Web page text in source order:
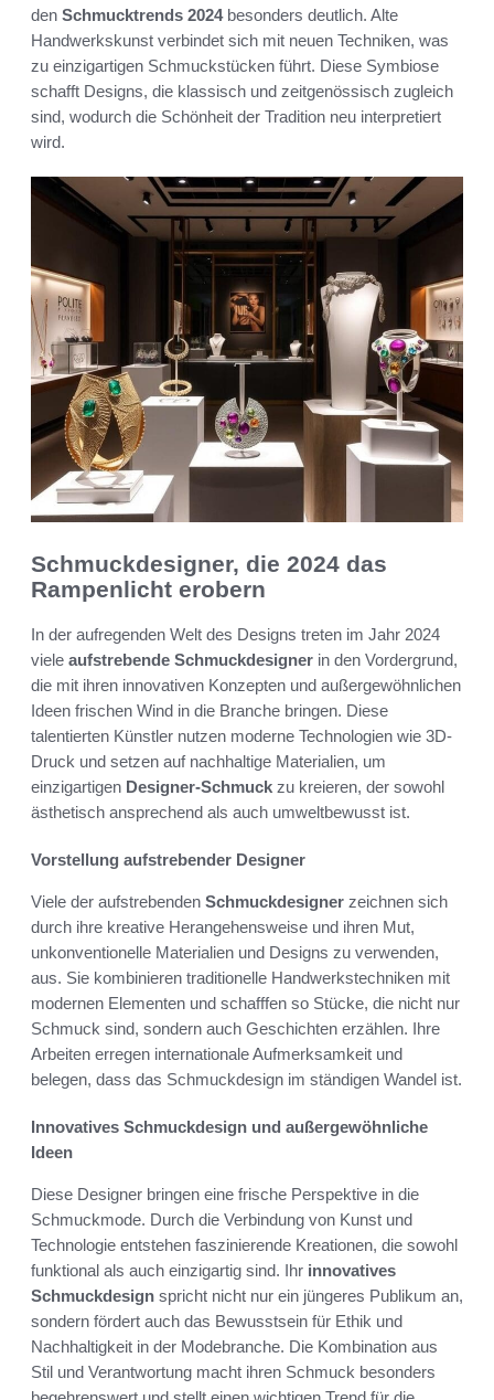
den Schmucktrends 2024besonders deutlich. Alte
Handwerkskunst verbindet sich mit neuen Techniken, was
zu einzigartigen Schmuckstücken führt. Diese Symbiose
schafft Designs, die klassisch und zeitgenössisch zugleich
sind, wodurch die Schönheit der Tradition neu interpretiert
wird.
Schmuckdesigner, die 2024 das
Rampenlicht erobern
In der aufregenden Welt des Designs treten im Jahr 2024
viele aufstrebende Schmuckdesigner in den Vordergrund,
die mit ihren innovativen Konzepten und außergewöhnlichen
Ideen frischen Wind in die Branche bringen. Diese
talentierten Künstler nutzen moderne Technologien wie 3D-
Druck und setzen auf nachhaltige Materialien, um
einzigartigen Designer-Schmuck zu kreieren, der sowohl
ästhetisch ansprechend als auch umweltbewusst ist.
Vorstellung aufstrebender Designer
Viele der aufstrebenden Schmuckdesigner zeichnen sich
durch ihre kreative Herangehensweise und ihren Mut,
unkonventionelle Materialien und Designs zu verwenden,
aus. Sie kombinieren traditionelle Handwerkstechniken mit
modernen Elementen und schafffen so Stücke, die nicht nur
Schmuck sind, sondern auch Geschichten erzählen. Ihre
Arbeiten erregen internationale Aufmerksamkeit und
belegen, dass das Schmuckdesign im ständigen Wandel ist.
Innovatives Schmuckdesign und außergewöhnliche
Ideen
Diese Designer bringen eine frische Perspektive in die
Schmuckmode. Durch die Verbindung von Kunst und
Technologie entstehen faszinierende Kreationen, die sowohl
funktional als auch einzigartig sind. Ihr innovatives
Schmuckdesign spricht nicht nur ein jüngeres Publikum an,
sondern fördert auch das Bewusstsein für Ethik und
Nachhaltigkeit in der Modebranche. Die Kombination aus
Stil und Verantwortung macht ihren Schmuck besonders